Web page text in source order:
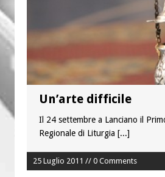
“Chiediamo al
è buono, giusto
Colletta pro
anche
Un’arte difficile
Il 24 settembre a Lanciano il
Regionale di Liturgia [...]
25 Luglio 2011 // 0 Comments